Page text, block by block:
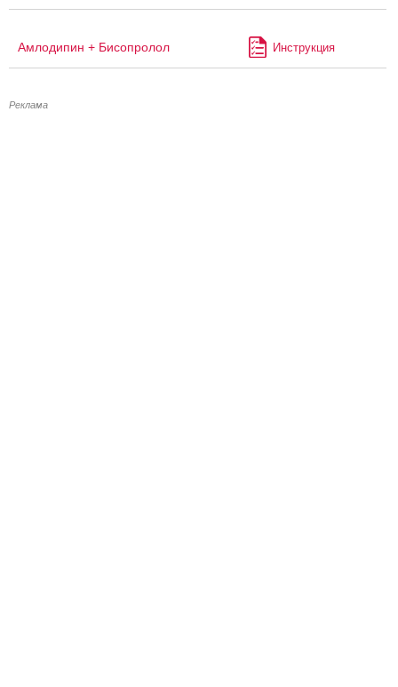
Амлодипин + Бисопролол Инструкция
Реклама